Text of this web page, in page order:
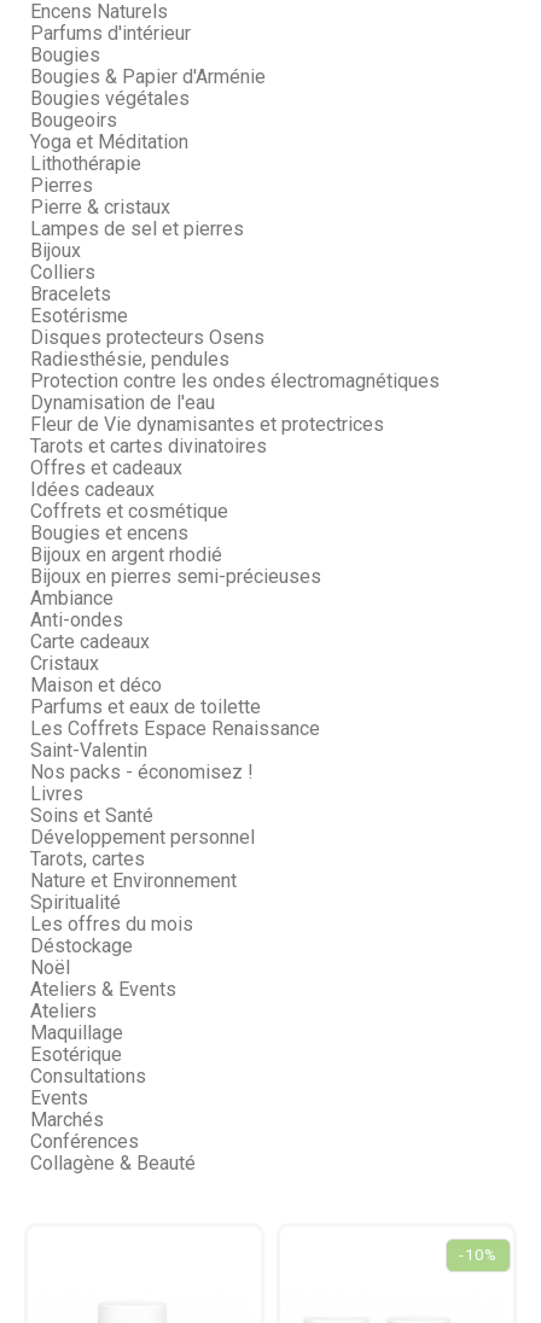
Encens Naturels
Parfums d'intérieur
Bougies
Bougies & Papier d'Arménie
Bougies végétales
Bougeoirs
Yoga et Méditation
Lithothérapie
Pierres
Pierre & cristaux
Lampes de sel et pierres
Bijoux
Colliers
Bracelets
Esotérisme
Disques protecteurs Osens
Radiesthésie, pendules
Protection contre les ondes électromagnétiques
Dynamisation de l'eau
Fleur de Vie dynamisantes et protectrices
Tarots et cartes divinatoires
Offres et cadeaux
Idées cadeaux
Coffrets et cosmétique
Bougies et encens
Bijoux en argent rhodié
Bijoux en pierres semi-précieuses
Ambiance
Anti-ondes
Carte cadeaux
Cristaux
Maison et déco
Parfums et eaux de toilette
Les Coffrets Espace Renaissance
Saint-Valentin
Nos packs - économisez !
Livres
Soins et Santé
Développement personnel
Tarots, cartes
Nature et Environnement
Spiritualité
Les offres du mois
Déstockage
Noël
Ateliers & Events
Ateliers
Maquillage
Esotérique
Consultations
Events
Marchés
Conférences
Collagène & Beauté
-10%